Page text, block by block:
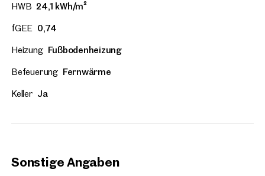
HWB 24,1 kWh/m²
fGEE 0,74
Heizung Fußbodenheizung
Befeuerung Fernwärme
Keller Ja
Sonstige Angaben